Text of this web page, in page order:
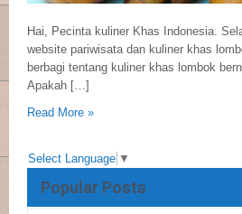
Hai, Pecinta kuliner Khas Indonesia.
website pariwisata dan kuliner khas
berbagi tentang kuliner khas lombok
Apakah […]
Read More »
Select Language ▼
Popular Posts